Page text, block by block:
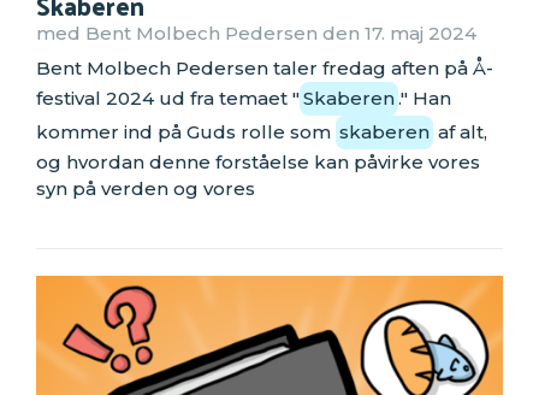
med Bent Molbech Pedersen den 17. maj 2024
Bent Molbech Pedersen taler fredag aften på Å-
festival 2024 ud fra temaet "Skaberen." Han
kommer ind på Guds rolle som skaberen af alt,
og hvordan denne forståelse kan påvirke vores
syn på verden og vores